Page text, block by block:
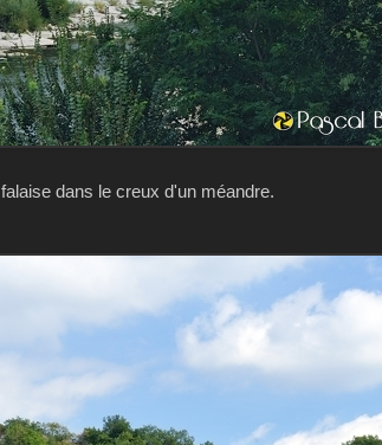
dans le creux d'un méandre.